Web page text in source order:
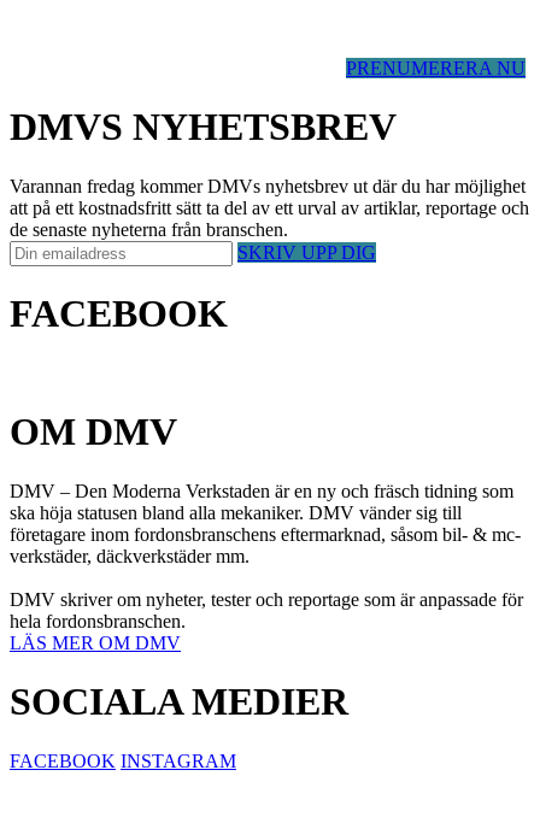
PRENUMERERA NU
DMVS NYHETSBREV
Varannan fredag kommer DMVs nyhetsbrev ut där du har möjlighet
att på ett kostnadsfritt sätt ta del av ett urval av artiklar, reportage och
de senaste nyheterna från branschen.
SKRIV UPP DIG
FACEBOOK
OM DMV
DMV – Den Moderna Verkstaden är en ny och fräsch tidning som
ska höja statusen bland alla mekaniker. DMV vänder sig till
företagare inom fordonsbranschens eftermarknad, såsom bil- & mc-
verkstäder, däckverkstäder mm.
DMV skriver om nyheter, tester och reportage som är anpassade för
hela fordonsbranschen.
LÄS MER OM DMV
SOCIALA MEDIER
FACEBOOK INSTAGRAM